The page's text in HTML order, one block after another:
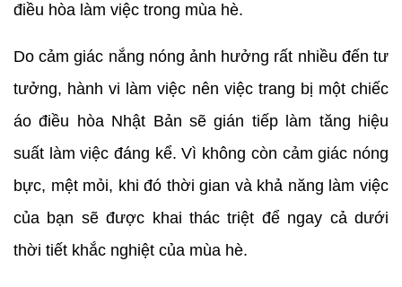
điều hòa làm việc trong mùa hè.
Do cảm giác nắng nóng ảnh hưởng rất nhiều đến tư
tưởng, hành vi làm việc nên việc trang bị một chiếc
áo điều hòa Nhật Bản sẽ gián tiếp làm tăng hiệu
suất làm việc đáng kể. Vì không còn cảm giác nóng
bực, mệt mỏi, khi đó thời gian và khả năng làm việc
của bạn sẽ được khai thác triệt để ngay cả dưới
thời tiết khắc nghiệt của mùa hè.